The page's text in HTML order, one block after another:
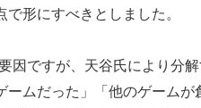
形にすべきとしました。
因ですが、天谷氏により分
ームだった」「他のゲーム